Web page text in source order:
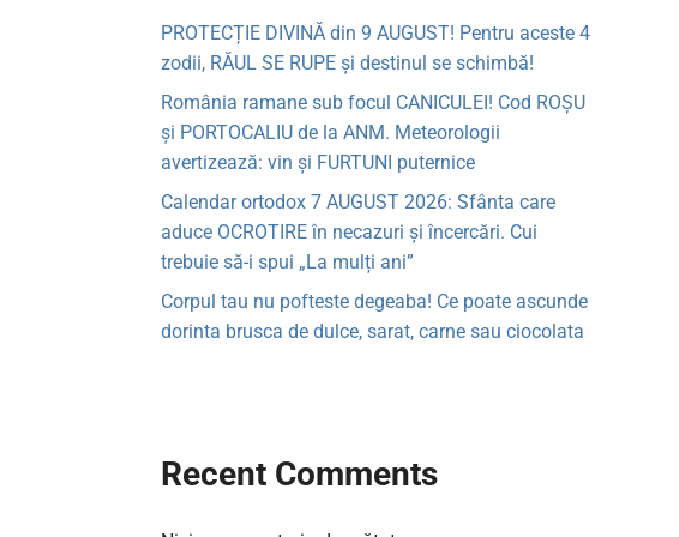
PROTECȚIE DIVINĂ din 9 AUGUST! Pentru aceste 4
zodii, RĂUL SE RUPE și destinul se schimbă!
România ramane sub focul CANICULEI! Cod ROȘU
și PORTOCALIU de la ANM. Meteorologii
avertizează: vin și FURTUNI puternice
Calendar ortodox 7 AUGUST 2026: Sfânta care
aduce OCROTIRE în necazuri și încercări. Cui
trebuie să-i spui „La mulți ani”
Corpul tau nu pofteste degeaba! Ce poate ascunde
dorinta brusca de dulce, sarat, carne sau ciocolata
Recent Comments